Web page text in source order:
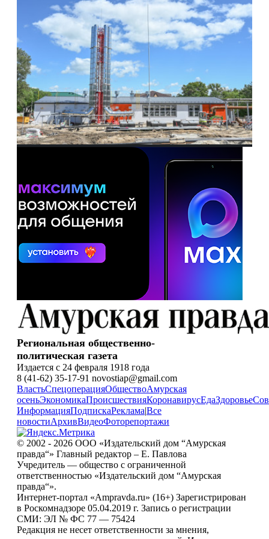
Региональная общественно-
политическая газета
Издается с 24 февраля 1918 года
8 (41-62) 35-17-91 novostiap@gmail.com
ВластьСпецоперацияОбществоАмурская
осеньЭкономикаПроисшествияКоронавирусЕдаЗдоровье
ИнформацияПодпискаРеклама|Все
новостиАрхивВидеоФоторепортажи
© 2002 - 2026 ООО «Издательский дом “Амурская
правда“» Главный редактор – Е. Павлова
Учредитель — общество с ограниченной
ответственностью «Издательский дом “Амурская
правда“».
Интернет-портал «Ampravda.ru» (16+) Зарегистрирован
в Роскомнадзоре 05.04.2019 г. Запись о регистрации
СМИ: ЭЛ № ФС 77 — 75424
Редакция не несет ответственности за мнения,